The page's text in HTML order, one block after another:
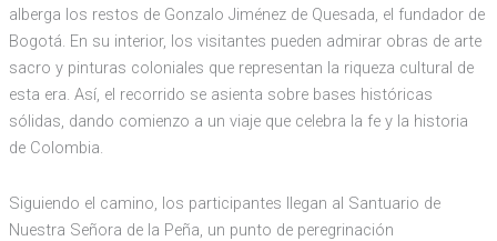
alberga los restos de Gonzalo Jiménez de Quesada, el fundador de
Bogotá. En su interior, los visitantes pueden admirar obras de arte
sacro y pinturas coloniales que representan la riqueza cultural de
esta era. Así, el recorrido se asienta sobre bases históricas
sólidas, dando comienzo a un viaje que celebra la fe y la historia
de Colombia.
Siguiendo el camino, los participantes llegan al Santuario de
Nuestra Señora de la Peña, un punto de peregrinación